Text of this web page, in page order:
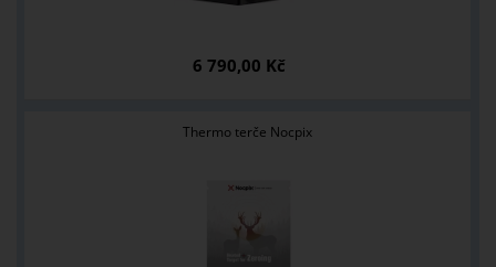
6 790,00 Kč
Thermo terče Nocpix